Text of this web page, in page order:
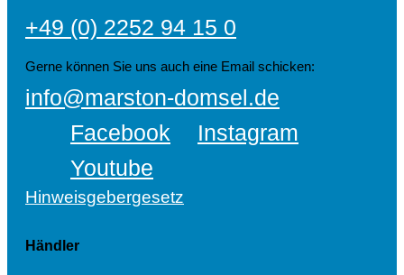
+49 (0) 2252 94 15 0
Gerne können Sie uns auch eine Email schicken:
info@marston-domsel.de
Facebook
Instagram
Youtube
Hinweisgebergesetz
Händler